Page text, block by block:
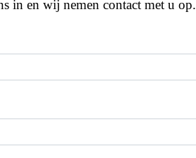
in en wij nemen contact met u op.